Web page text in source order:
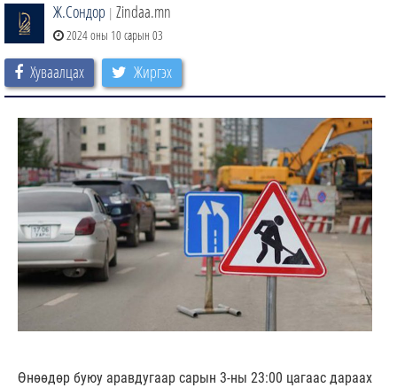
Ж.Сондор | Zindaa.mn
2024 оны 10 сарын 03
Хуваалцах Жиргэх
Өнөөдөр буюу аравдугаар сарын 3-ны 23:00 цагаас дараах